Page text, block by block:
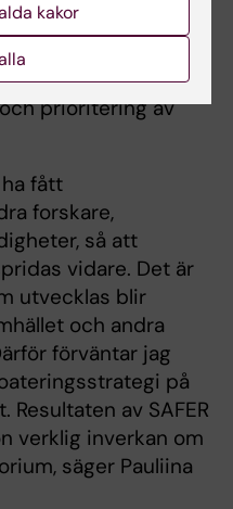
äggstockar och
att ha utvecklat
som är lämpliga
prioritering av
fått
forskare,
så att
vidare. Det är
utvecklas blir
och andra
förväntar jag
på
av SAFER
verklig inverkan om
säger Pauliina
kakor